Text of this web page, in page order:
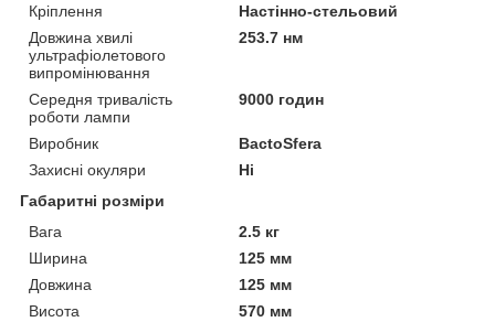
Кріплення
Настінно-стельовий
Довжина хвилі
ультрафіолетового
випромінювання
253.7 нм
Середня тривалість
роботи лампи
9000 годин
Виробник
BactoSfera
Захисні окуляри
Ні
Габаритні розміри
Вага
2.5 кг
Ширина
125 мм
Довжина
125 мм
Висота
570 мм